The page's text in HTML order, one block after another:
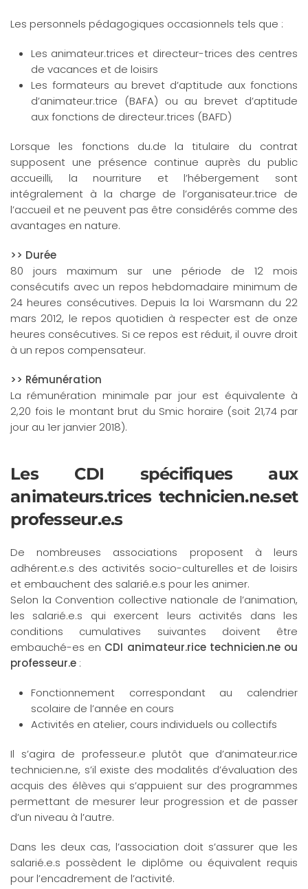
Les personnels pédagogiques occasionnels tels que :
Les animateur.trices et directeur-trices des centres
de vacances et de loisirs
Les formateurs au brevet d’aptitude aux fonctions
d’animateur.trice (BAFA) ou au brevet d’aptitude
aux fonctions de directeur.trices (BAFD)
Lorsque les fonctions du.de la titulaire du contrat
supposent une présence continue auprès du public
accueilli, la nourriture et l’hébergement sont
intégralement à la charge de l’organisateur.trice de
l’accueil et ne peuvent pas être considérés comme des
avantages en nature.
>> Durée
80 jours maximum sur une période de 12 mois
consécutifs avec un repos hebdomadaire minimum de
24 heures consécutives. Depuis la loi Warsmann du 22
mars 2012, le repos quotidien à respecter est de onze
heures consécutives. Si ce repos est réduit, il ouvre droit
à un repos compensateur.
>> Rémunération
La rémunération minimale par jour est équivalente à
2,20 fois le montant brut du Smic horaire (soit 21,74 par
jour au 1er janvier 2018).
Les CDI spécifiques aux
animateurs.trices technicien.ne.set
professeur.e.s
De nombreuses associations proposent à leurs
adhérent.e.s des activités socio-culturelles et de loisirs
et embauchent des salarié.e.s pour les animer.
Selon la Convention collective nationale de l’animation,
les salarié.e.s qui exercent leurs activités dans les
conditions cumulatives suivantes doivent être
embauché-es en CDI animateur.rice technicien.ne ou
professeur.e :
Fonctionnement correspondant au calendrier
scolaire de l’année en cours
Activités en atelier, cours individuels ou collectifs
Il s’agira de professeur.e plutôt que d’animateur.rice
technicien.ne, s’il existe des modalités d’évaluation des
acquis des élèves qui s’appuient sur des programmes
permettant de mesurer leur progression et de passer
d’un niveau à l’autre.
Dans les deux cas, l’association doit s’assurer que les
salarié.e.s possèdent le diplôme ou équivalent requis
pour l’encadrement de l’activité.